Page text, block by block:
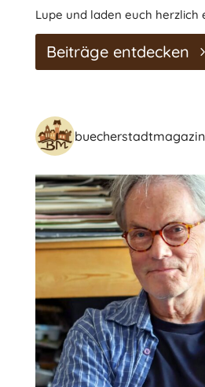
Lupe und laden euch herzlich
Beiträge entdecken
buecherstadtmagazin